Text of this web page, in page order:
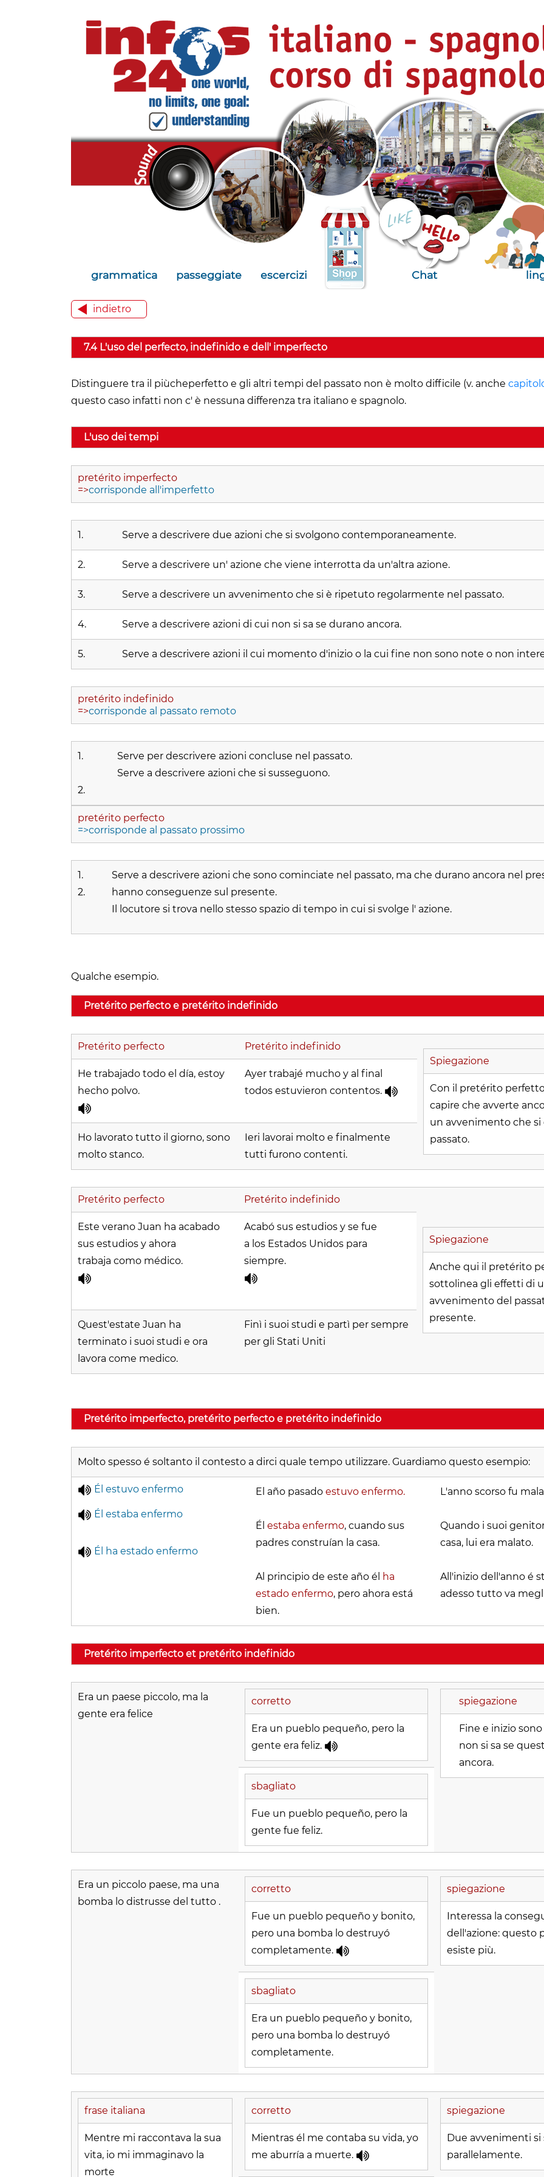
grammatica passeggiate escercizi Chat
indietro
7.4 L'uso del perfecto, indefinido e dell' imperfecto
Distinguere tra il piùcheperfetto e gli altri tempi del passato non è molto difficile (v. anche
questo caso infatti non c' è nessuna differenza tra italiano e spagnolo.
L'uso dei tempi
pretérito imperfecto
=>corrisponde all'imperfetto
1. Serve a descrivere due azioni che si svolgono contemporaneamente.
2. Serve a descrivere un' azione che viene interrotta da un'altra azione.
3. Serve a descrivere un avvenimento che si è ripetuto regolarmente nel passato.
4. Serve a descrivere azioni di cui non si sa se durano ancora.
5. Serve a descrivere azioni il cui momento d'inizio o la cui fine non sono note o non
pretérito indefinido
=>corrisponde al passato remoto
1.
2.
Serve per descrivere azioni concluse nel passato.
Serve a descrivere azioni che si susseguono.
pretérito perfecto
=>corrisponde al passato prossimo
1.
2.
Serve a descrivere azioni che sono cominciate nel passato, ma che durano ancora nel
hanno conseguenze sul presente.
Il locutore si trova nello stesso spazio di tempo in cui si svolge l' azione.
Qualche esempio.
Pretérito perfecto e pretérito indefinido
Pretérito perfecto
Pretérito indefinido
Spiegazione
Con il pretérito
capire che avverte
un avvenimento che si
passato.
He trabajado todo el día, estoy
hecho polvo.
Ayer trabajé mucho y al final
todos estuvieron contentos.
Ho lavorato tutto il giorno, sono
molto stanco.
Ieri lavorai molto e finalmente
tutti furono contenti.
Pretérito perfecto Pretérito indefinido
Spiegazione
Anche qui il pretérito
sottolinea gli effetti di
avvenimento del
presente.
Este verano Juan ha acabado
sus estudios y ahora
trabaja como médico.
Acabó sus estudios y se fue
a los Estados Unidos para
siempre.
Quest'estate Juan ha
terminato i suoi studi e ora
lavora come medico.
Finì i suoi studi e partì per sempre
per gli Stati Uniti
Pretérito imperfecto, pretérito perfecto e pretérito indefinido
Molto spesso é soltanto il contesto a dirci quale tempo utilizzare. Guardiamo questo esempio:
Él estuvo enfermo
Él estaba enfermo
Él ha estado enfermo
El año pasado estuvo enfermo.
Él estaba enfermo, cuando sus
padres construían la casa.
Al principio de este año él ha
estado enfermo, pero ahora está
bien.
L'anno scorso fu
Quando i suoi
casa, lui era malato.
All'inizio dell'anno é
adesso tutto va
Pretérito imperfecto et pretérito indefinido
Era un paese piccolo, ma la
gente era felice
corretto
Era un pueblo pequeño, pero la
gente era feliz.
spiegazione
Fine e inizio
non si sa se
ancora.
sbagliato
Fue un pueblo pequeño, pero la
gente fue feliz.
Era un piccolo paese, ma una
bomba lo distrusse del tutto .
corretto
Fue un pueblo pequeño y bonito,
pero una bomba lo destruyó
completamente.
spiegazione
Interessa la
dell'azione: questo
esiste più.
sbagliato
Era un pueblo pequeño y bonito,
pero una bomba lo destruyó
completamente.
frase italiana
Mentre mi raccontava la sua
vita, io mi immaginavo la
morte
corretto
Mientras él me contaba su vida, yo
me aburría a muerte.
spiegazione
Due avvenimenti si
parallelamente.